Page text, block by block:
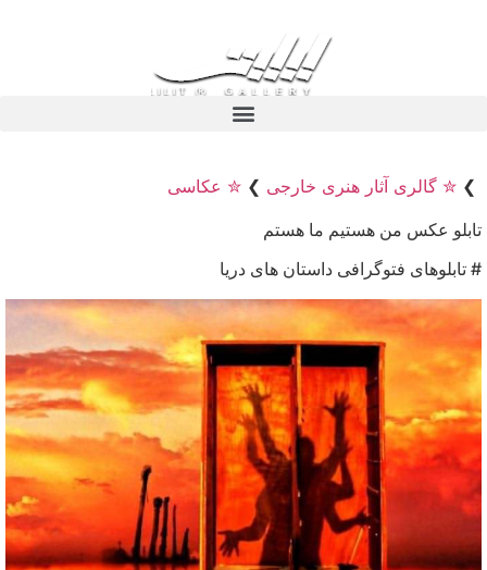
❯ ✮ گالری آثار هنری خارجی ❯ ✮ عکاسی
تابلو عکس من هستیم ما هستم
# تابلوهای فتوگرافی داستان های دریا